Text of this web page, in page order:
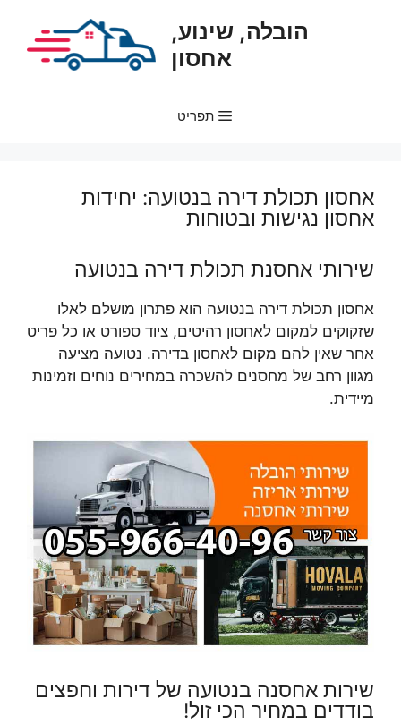
הובלה, שינוע,
אחסון
תפריט
אחסון תכולת דירה בנטועה: יחידות
אחסון נגישות ובטוחות
שירותי אחסנת תכולת דירה בנטועה
אחסון תכולת דירה בנטועה הוא פתרון מושלם לאלו
שזקוקים למקום לאחסון רהיטים, ציוד ספורט או כל פריט
אחר שאין להם מקום לאחסון בדירה. נטועה מציעה
מגוון רחב של מחסנים להשכרה במחירים נוחים וזמינות
מיידית.
שירות אחסנה בנטועה של דירות וחפצים
בודדים במחיר הכי זול!